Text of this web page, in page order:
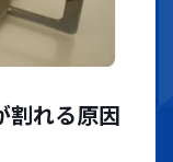
割れる原因